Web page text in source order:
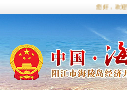
您好，欢迎访问